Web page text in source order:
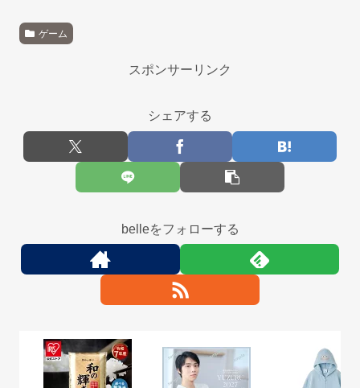
ゲーム
スポンサーリンク
シェアする
belleをフォローする